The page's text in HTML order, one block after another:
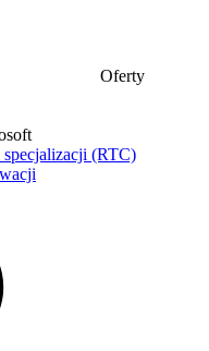
Oferty
(RTC)